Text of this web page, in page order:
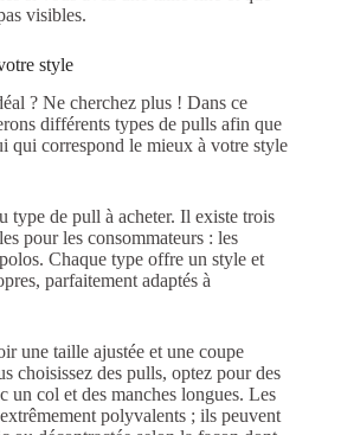
visibles.
style
? Ne cherchez plus ! Dans ce
différents types de pulls afin que
qui correspond le mieux à votre style
type de pull à acheter. Il existe trois
pour les consommateurs : les
Chaque type offre un style et
parfaitement adaptés à
une taille ajustée et une coupe
choisissez des pulls, optez pour des
un col et des manches longues. Les
polyvalents ; ils peuvent